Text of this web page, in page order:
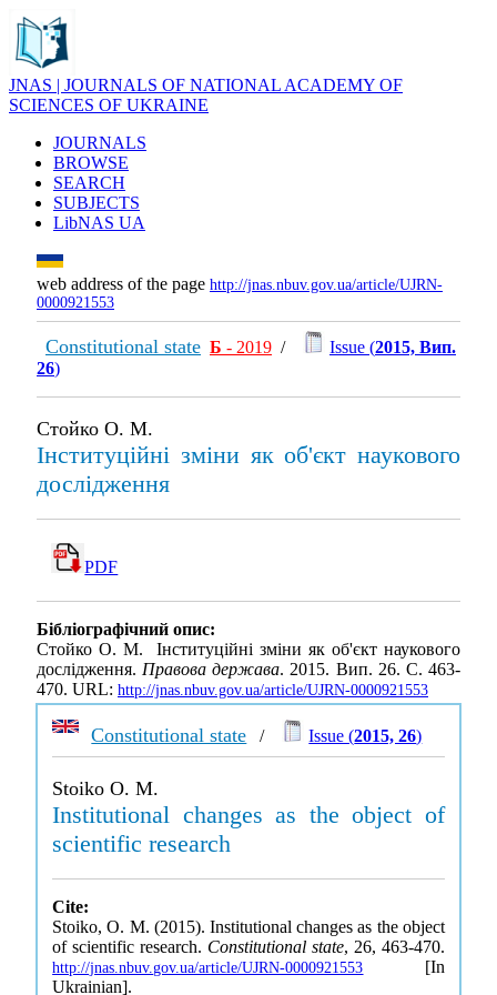
JNAS | JOURNALS OF NATIONAL ACADEMY OF
SCIENCES OF UKRAINE
JOURNALS
BROWSE
SEARCH
SUBJECTS
LibNAS UA
web address of the page http://jnas.nbuv.gov.ua/article/UJRN-
0000921553
Constitutional state Б - 2019 / Issue (2015, Вип.
26)
Стойко О. М.
Інституційні зміни як об'єкт наукового
дослідження
PDF
Бібліографічний опис:
Стойко О. М. Інституційні зміни як об'єкт наукового
дослідження.Правова держава. 2015. Вип. 26. С. 463-
470. URL: http://jnas.nbuv.gov.ua/article/UJRN-0000921553
Constitutional state / Issue (2015, 26)
Stoiko O. M.
Institutional changes as the object of
scientific research
Cite:
Stoiko, O. M. (2015). Institutional changes as the object
of scientific research. Constitutional state, 26, 463-470.
http://jnas.nbuv.gov.ua/article/UJRN-0000921553 [In
Ukrainian].